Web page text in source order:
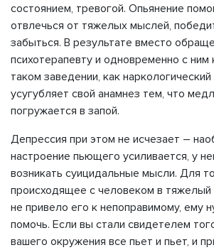
состоянием, тревогой. Опьянение
отвлечься от тяжелых мыслей,
забыться. В результате вместо
психотерапевту и одновременно с ним
таком заведении, как
усугубляет свой анамнез тем, что
погружается в запой.
Депрессия при этом не исчезает –
настроение пьющего усиливается, у
возникать суицидальные мысли. Для
происходящее с человеком в тяжелый
не привело его к непоправимому, ему
помочь. Если вы стали свидетелем
вашего окружения все пьет и пьет, и